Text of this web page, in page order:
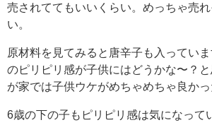
売されててもいいくらい。めっちゃ売
い。
原材料を見てみると唐辛子も入ってい
のピリピリ感が子供にはどうかな〜？
が家では子供ウケがめちゃめちゃ良かっ
6歳の下の子もピリピリ感は気になって